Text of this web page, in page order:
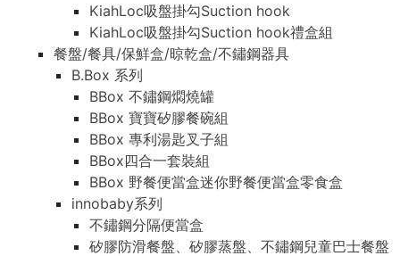
KiahLoc吸盤掛勾Suction hook
KiahLoc吸盤掛勾Suction hook禮盒組
餐盤/餐具/保鮮盒/晾乾盒/不鏽鋼器具
B.Box 系列
BBox 不鏽鋼燜燒罐
BBox 寶寶矽膠餐碗組
BBox 專利湯匙叉子組
BBox四合一套裝組
BBox 野餐便當盒迷你野餐便當盒零食盒
innobaby系列
不鏽鋼分隔便當盒
矽膠防滑餐盤、矽膠蒸盤、不鏽鋼兒童巴士餐盤